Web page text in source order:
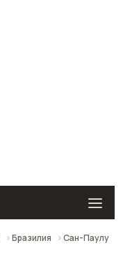
Бразилия
Сан-Паулу